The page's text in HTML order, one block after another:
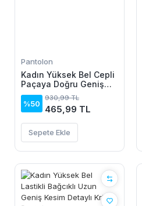
Pantolon
Kadın Yüksek Bel Cepli
Paçaya Doğru Geniş
Dalgıç Pantolon
%50
930,99 TL
465,99 TL
Sepete Ekle